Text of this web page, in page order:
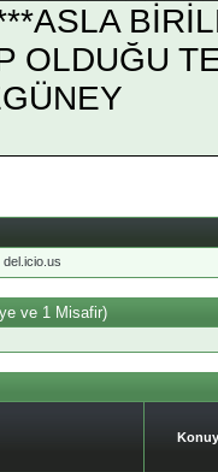
OLDUĞU
del.icio.us
ve 1 Misafir)